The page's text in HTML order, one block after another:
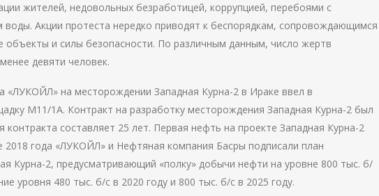
жителей, недовольных безработицей, коррупцией, перебоями с
воды. Акции протеста нередко приводят к беспорядкам, сопровождающимся
объекты и силы безопасности. По различным данным, число жертв
девяти человек.
«ЛУКОЙЛ» на месторождении Западная Курна-2 в Ираке ввел в
M11/1A. Контракт на разработку месторождения Западная Курна-2 был
контракта составляет 25 лет. Первая нефть на проекте Западная Курна-2
2018 года «ЛУКОЙЛ» и Нефтяная компания Басры подписали план
Курна-2, предусматривающий «полку» добычи нефти на уровне 800 тыс. б/
уровня 480 тыс. б/с в 2020 году и 800 тыс. б/с в 2025 году.